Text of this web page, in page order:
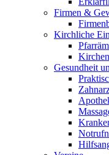
Firmen &
Kirchliche
Kirchen
Gesundheit